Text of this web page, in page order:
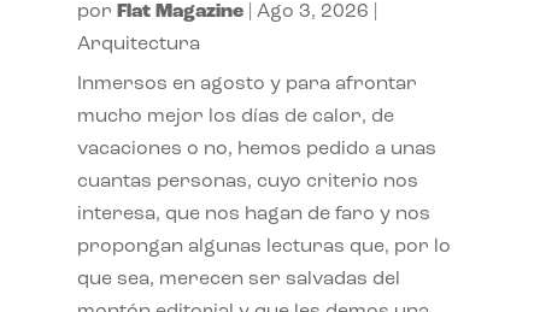
por Flat Magazine| Ago 3, 2026
Arquitectura
Inmersos en agosto y para afrontar
mucho mejor los días de calor, de
vacaciones o no, hemos pedido a unas
cuantas personas, cuyo criterio nos
interesa, que nos hagan de faro y nos
propongan algunas lecturas que, por lo
que sea, merecen ser salvadas del